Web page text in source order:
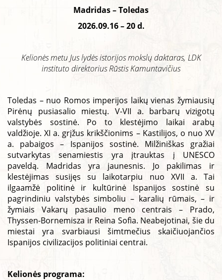
Madridas – Toledas
2026.09.16 – 20 d.
Kelionės metu Jus lydės istorijos mokslų daktaras, LDK
instituto direktorius Rūstis Kamuntavičius
Toledas – nuo Romos imperijos laikų vienas žymiausių
Pirėnų pusiasalio miestų. V-VII a. barbarų vizigotų
valstybės sostinė. Po to klestėjimo laikai arabų
valdžioje. XI a. grįžus krikščionims – Kastilijos, o nuo XV
a. pabaigos – Ispanijos sostinė. Milžiniškas gražiai
sutvarkytas senamiestis yra įtrauktas į UNESCO
paveldą. Madridas yra jaunesnis. Jo pakilimas ir
klestėjimas susijęs su laikotarpiu nuo XVII a. Tai
ilgaamžė politinė ir kultūrinė Ispanijos sostinė su
pagrindiniu valstybės simboliu – karalių rūmais, – ir
žymiais Vakarų pasaulio meno centrais – Prado,
Thyssen-Bornemisza ir Reina Sofìa. Neabejotinai, šie du
miestai yra svarbiausi šimtmečius skaičiuojančios
Ispanijos civilizacijos politiniai centrai.
Kelionės programa: